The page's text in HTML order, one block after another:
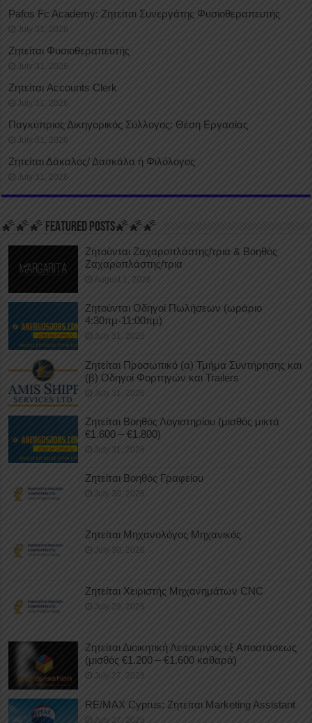
Pafos Fc Academy: Ζητείται Συνεργάτης Φυσιοθεραπευτής
July 31, 2026
Ζητείται Φυσιοθεραπευτής
July 31, 2026
Ζητείται Accounts Clerk
July 31, 2026
Παγκύπριος Δικηγορικός Σύλλογος: Θέση Εργασίας
July 31, 2026
Ζητείται Δάκαλος/ Δασκάλα ή Φιλόλογος
July 31, 2026
🌠🌠🌠 FEATURED POSTS🌠🌠🌠
Ζητούνται Ζαχαροπλάστης/τρια & Βοηθός
Ζαχαροπλάστης/τρια
August 1, 2026
Ζητούνται Οδηγοί Πωλήσεων (ωράριο
4:30πμ-11:00πμ)
July 31, 2026
Ζητείται Προσωπικό (α) Τμήμα Συντήρησης και
(β) Οδηγοί Φορτηγών και Trailers
July 31, 2026
Ζητείται Βοηθός Λογιστηρίου (μισθός μικτά
€1.600 – €1.800)
July 31, 2026
Ζητείται Βοηθός Γραφείου
July 30, 2026
Ζητείται Μηχανολόγος Μηχανικός
July 30, 2026
Ζητείται Χειριστής Μηχανημάτων CNC
July 29, 2026
Ζητείται Διοικητική Λειτουργός εξ Αποστάσεως
(μισθός €1.200 – €1.600 καθαρά)
July 27, 2026
RE/MAX Cyprus: Ζητείται Marketing Assistant
July 27, 2026